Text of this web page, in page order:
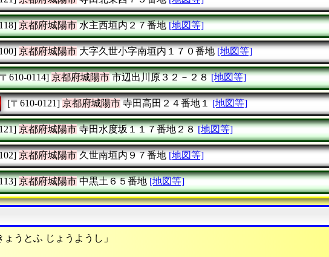
京都府城陽市水主西垣内２７番地 [地図等]
京都府城陽市大字久世小字南垣内１７０番地 [地図等]
610-0114] 京都府城陽市市辺出川原３２－２８ [地図等]
[〒610-0121] 京都府城陽市寺田高田２４番地１ [地図等]
京都府城陽市寺田水度坂１１７番地２８ [地図等]
京都府城陽市久世南垣内９７番地 [地図等]
京都府城陽市中黒土６５番地 [地図等]
うとふ じょうようし」